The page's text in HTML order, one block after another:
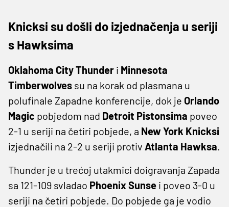
Knicksi su došli do izjednačenja u seriji
s Hawksima
Oklahoma City Thunder i Minnesota
Timberwolves su na korak od plasmana u
polufinale Zapadne konferencije, dok je Orlando
Magic pobjedom nad Detroit Pistonsima poveo
2-1 u seriji na četiri pobjede, a New York Knicksi
izjednačili na 2-2 u seriji protiv Atlanta Hawksa.
Thunder je u trećoj utakmici doigravanja Zapada
sa 121-109 svladao Phoenix Sunse i poveo 3-0 u
seriji na četiri pobjede. Do pobjede ga je vodio